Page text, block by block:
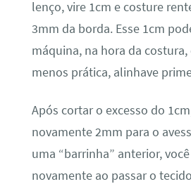
lenço, vire 1cm e costure
3mm da borda. Esse 1cm
máquina, na hora da costura,
menos prática, alinhave
Após cortar o excesso do
novamente 2mm para o
uma “barrinha” anterior,
novamente ao passar o